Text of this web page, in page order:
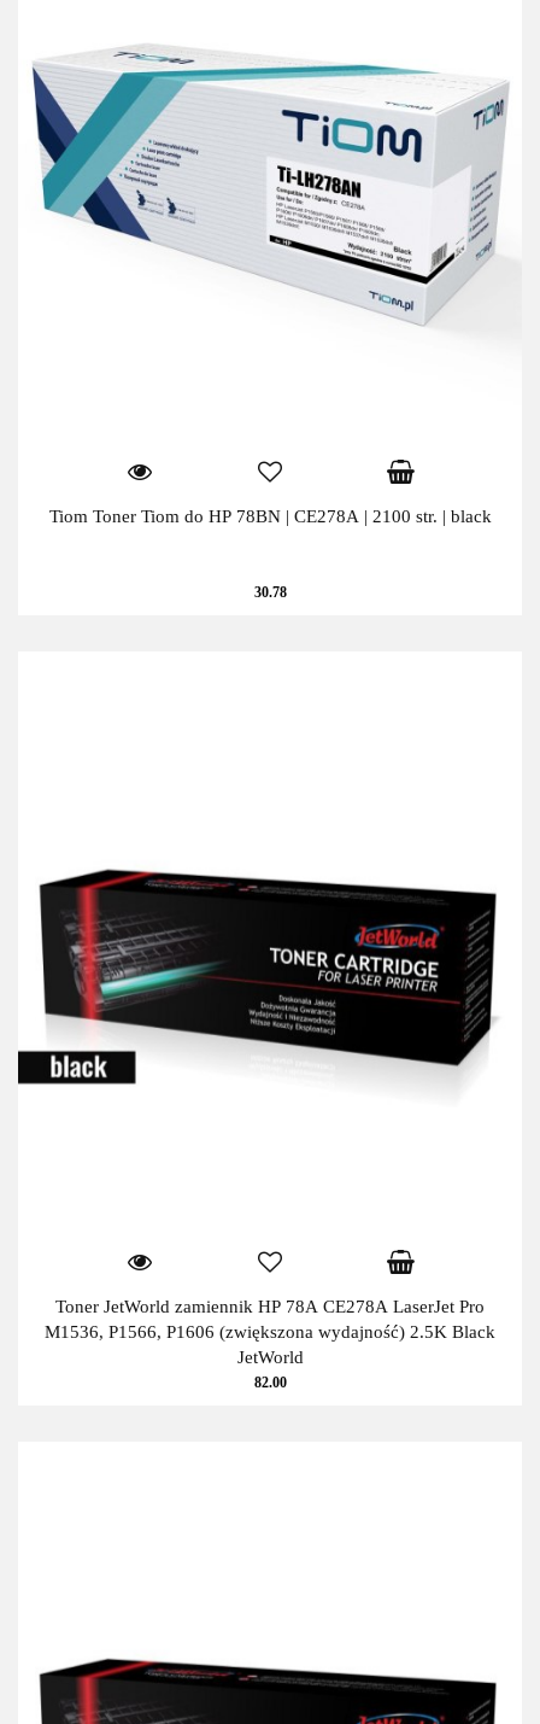
Tiom Toner Tiom do HP 78BN | CE278A | 2100 str. | black
30.78
Toner JetWorld zamiennik HP 78A CE278A LaserJet Pro
M1536, P1566, P1606 (zwiększona wydajność) 2.5K Black
JetWorld
82.00